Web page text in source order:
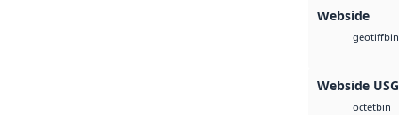
Webside
geotiffbin
Webside
octetbin